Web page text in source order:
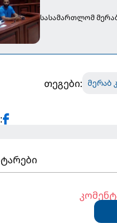
სასამართლომ
თეგები: მერაბ